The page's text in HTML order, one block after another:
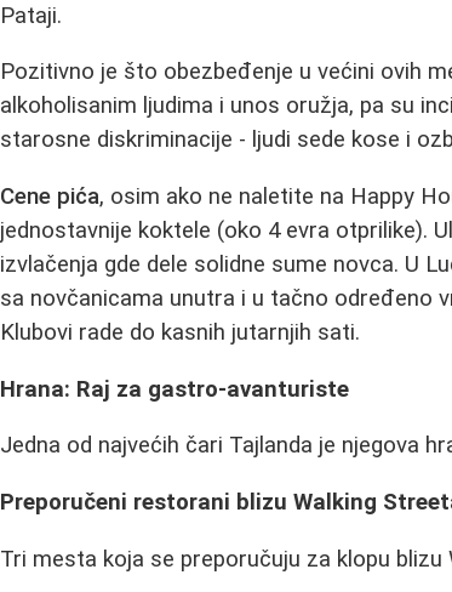
Pataji.
Pozitivno je što obezbeđenje u većini ovih
alkoholisanim ljudima i unos oružja, pa su
starosne diskriminacije - ljudi sede kose i
Cene pića, osim ako ne naletite na Happy
jednostavnije koktele (oko 4 evra otprilike).
izvlačenja gde dele solidne sume novca. U
sa novčanicama unutra i u tačno određeno
Klubovi rade do kasnih jutarnjih sati.
Hrana: Raj za gastro-avanturiste
Jedna od najvećih čari Tajlanda je njegova
Preporučeni restorani blizu Walking
Tri mesta koja se preporučuju za klopu